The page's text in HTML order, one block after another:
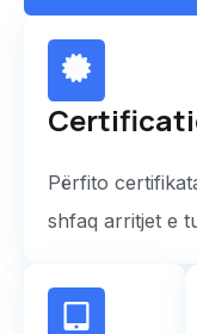
Përfito
shfaq arritjet e